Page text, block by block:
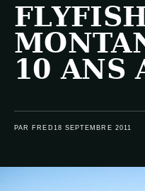
10 ANS
PAR FRED 18 SEPTEMBRE 2011